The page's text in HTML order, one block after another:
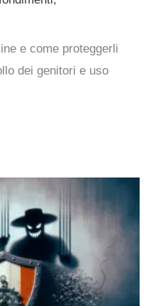
e come proteggerli
dei genitori e uso